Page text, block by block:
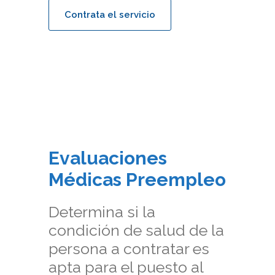
Contrata el servicio
Evaluaciones
Médicas Preempleo
Determina si la
condición de salud de la
persona a contratar es
apta para el puesto al